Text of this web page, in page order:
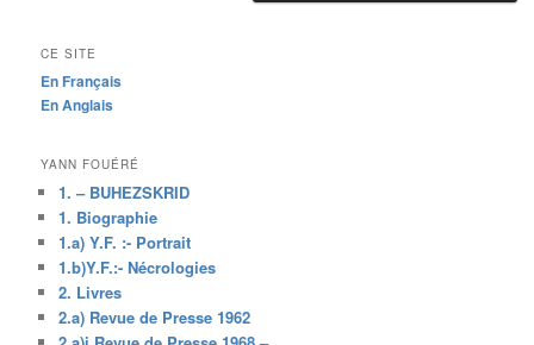
CE SITE
En Français
En Anglais
YANN FOUÉRÉ
1. – BUHEZSKRID
1. Biographie
1.a) Y.F. :- Portrait
1.b)Y.F.:- Nécrologies
2. Livres
2.a) Revue de Presse 1962